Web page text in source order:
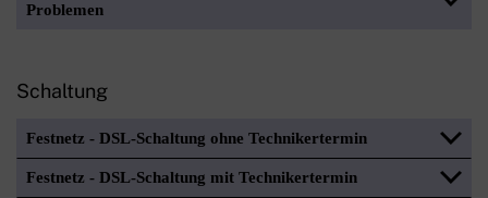
Problemen
Schaltung
Festnetz - DSL-Schaltung ohne Technikertermin
Festnetz - DSL-Schaltung mit Technikertermin